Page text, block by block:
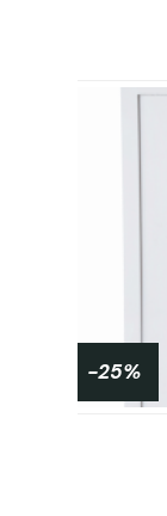
-25%